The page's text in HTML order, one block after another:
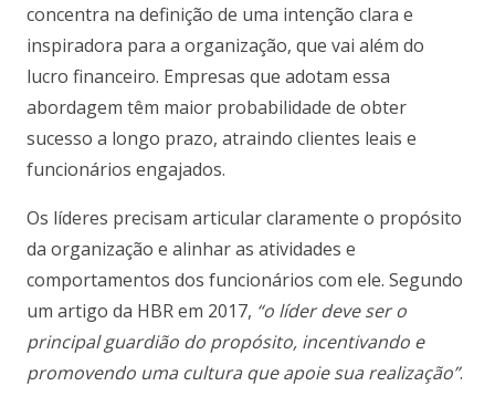
concentra na definição de uma intenção clara e
inspiradora para a organização, que vai além do
lucro financeiro. Empresas que adotam essa
abordagem têm maior probabilidade de obter
sucesso a longo prazo, atraindo clientes leais e
funcionários engajados.
Os líderes precisam articular claramente o propósito
da organização e alinhar as atividades e
comportamentos dos funcionários com ele. Segundo
um artigo da HBR em 2017, “o líder deve ser o
principal guardião do propósito, incentivando e
promovendo uma cultura que apoie sua realização”.